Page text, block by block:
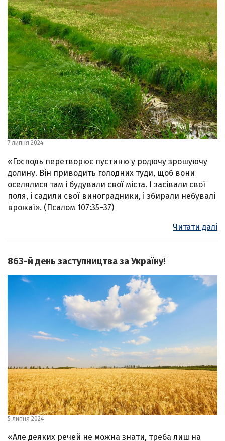
7 липня 2024
«Господь перетворює пустиню у родючу зрошуючу
долину. Він приводить голодних туди, щоб вони
оселялися там і будували свої міста. І засівали свої
поля, і садили свої виноградники, і збирали небувалі
врожаї». (Псалом 107:35–37)
Читати далі
863-й день заступництва за Україну!
5 липня 2024
«Але деяких речей не можна знати, треба лиш на